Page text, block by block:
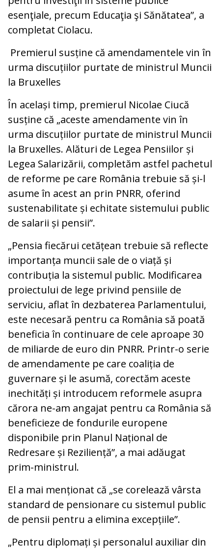
esenţiale, precum Educaţia şi Sănătatea”, a
completat Ciolacu.
Premierul susține că amendamentele vin în
urma discuțiilor purtate de ministrul Muncii
la Bruxelles
În același timp, premierul Nicolae Ciucă
susține că „aceste amendamente vin în
urma discuțiilor purtate de ministrul Muncii
la Bruxelles. Alături de Legea Pensiilor și
Legea Salarizării, completăm astfel pachetul
de reforme pe care România trebuie să și-l
asume în acest an prin PNRR, oferind
sustenabilitate și echitate sistemului public
de salarii și pensii”.
„Pensia fiecărui cetățean trebuie să reflecte
importanța muncii sale de o viață și
contribuția la sistemul public. Modificarea
proiectului de lege privind pensiile de
serviciu, aflat în dezbaterea Parlamentului,
este necesară pentru ca România să poată
beneficia în continuare de cele aproape 30
de miliarde de euro din PNRR. Printr-o serie
de amendamente pe care coaliția de
guvernare și le asumă, corectăm aceste
inechități și introducem reformele asupra
cărora ne-am angajat pentru ca România să
beneficieze de fondurile europene
disponibile prin Planul Național de
Redresare și Reziliență”, a mai adăugat
prim-ministrul.
El a mai menționat că „se corelează vârsta
standard de pensionare cu sistemul public
de pensii pentru a elimina excepțiile”.
„Pentru diplomați și personalul auxiliar din